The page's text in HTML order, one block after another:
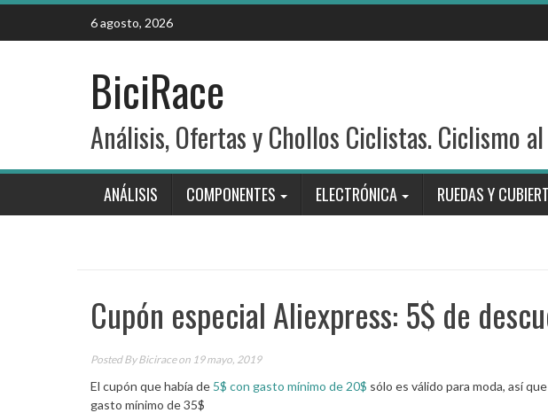
Skip
content
6 agosto, 2026
BiciRace
Análisis, Ofertas y Chollos Ciclistas. Ciclismo
ANÁLISIS COMPONENTES ELECTRÓNICA RUEDAS Y
Cupón especial Aliexpress: 5$ de
Posted ByBiciraceon 19 mayo, 2019
El cupón que había de 5$ con gasto mínimo de 20$ sólo es válido para moda, así
gasto mínimo de 35$